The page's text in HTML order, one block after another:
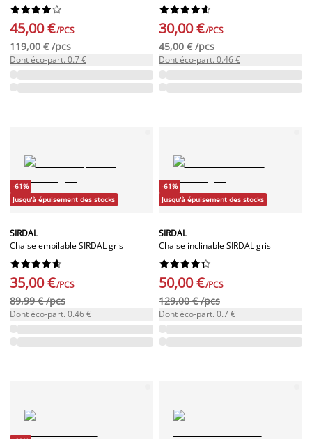






45,00 €/PCS
119,00 € /pcs
Dont éco-part. 0.7 €






30,00 €/PCS
45,00 € /pcs
Dont éco-part. 0.46 €
-61%
Jusqu'à épuisement des stocks
SIRDAL
Chaise empilable SIRDAL gris






35,00 €/PCS
89,99 € /pcs
Dont éco-part. 0.46 €
-61%
Jusqu'à épuisement des stocks
SIRDAL
Chaise inclinable SIRDAL gris






50,00 €/PCS
129,00 € /pcs
Dont éco-part. 0.7 €